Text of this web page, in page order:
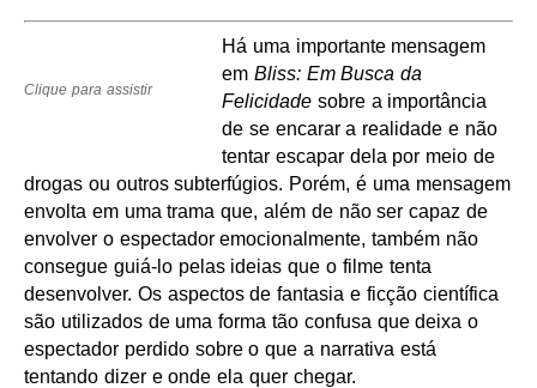
Clique para assistir
Há uma importante mensagem
em Bliss: Em Busca da
Felicidade sobre a importância
de se encarar a realidade e não
tentar escapar dela por meio de
drogas ou outros subterfúgios. Porém, é uma mensagem
envolta em uma trama que, além de não ser capaz de
envolver o espectador emocionalmente, também não
consegue guiá-lo pelas ideias que o filme tenta
desenvolver. Os aspectos de fantasia e ficção científica
são utilizados de uma forma tão confusa que deixa o
espectador perdido sobre o que a narrativa está
tentando dizer e onde ela quer chegar.